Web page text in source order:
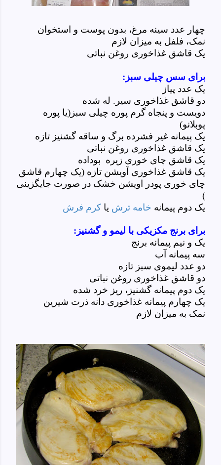
چهار عدد سینه مرغ، بدون پوست و استخوان
نمک، فلفل به میزان لازم
یک قاشق غذاخوری روغن نباتی
برای سس چیلی سبز:
یک عدد پیاز
دو قاشق غذاخوری سیر. له شده
دویست و پنجاه گرم پوره چیلی سبز(یا پوره
پوبلانو)
یک پیمانه غیر فشرده برگ و ساقه گشنیز تازه
یک قاشق غذاخوری روغن نباتی
یک قاشق چای خوری زیره بوداده
یک قاشق غذاخوری آویشن تازه (یک چهارم قاشق
چای خوری پودر اویشن خشک در صورت جایگزینی
)
یک دوم پیمانه خامه ترش یا کرم فرش
برای برنج مکزیکی با لیمو و گشنیز:
یک و نیم پیمانه برنج
سه پیمانه آب
دو عدد لیموی سبز تازه
دو قاشق غذاخوری روغن نباتی
یک دوم پیمانه گشنیز، ریز خرد شده
یک چهارم پیمانه غذاخوری دانه ذرت شیرین
نمک به میزان لازم